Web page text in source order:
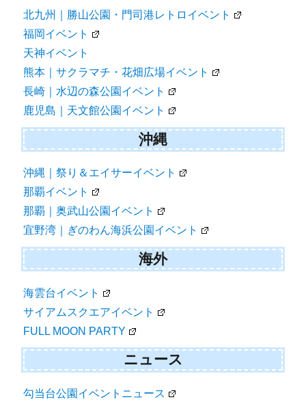
北九州｜勝山公園・門司港レトロイベント
福岡イベント
天神イベント
熊本｜サクラマチ・花畑広場イベント
長崎｜水辺の森公園イベント
鹿児島｜天文館公園イベント
沖縄
沖縄｜祭り＆エイサーイベント
那覇イベント
那覇｜奥武山公園イベント
宜野湾｜ぎのわん海浜公園イベント
海外
海雲台イベント
サイアムスクエアイベント
FULL MOON PARTY
ニュース
勾当台公園イベントニュース